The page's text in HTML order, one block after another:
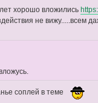
лет хорошо вложились
не вижу.....всем
соплей в теме